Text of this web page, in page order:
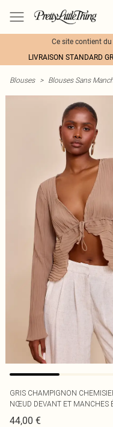
Ce site contient
LIVRAISON STANDARD
Blouses > Blouses Sans
GRIS CHAMPIGNON
NŒUD DEVANT ET MANCHES
44,00 €